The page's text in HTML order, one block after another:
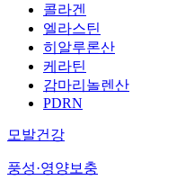
콜라겐
엘라스틴
히알루론산
케라틴
감마리놀렌산
PDRN
모발건강
풍성·영양보충